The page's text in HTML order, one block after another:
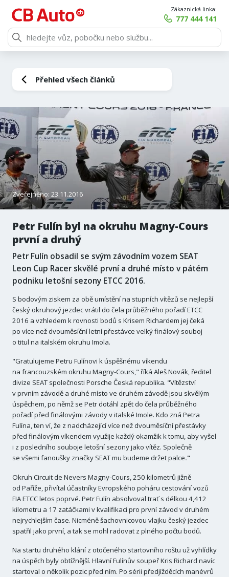
Zákaznická linka:
777 444 141
Přehled všech článků
Zveřejněno: 23.11.2016
Petr Fulín byl na okruhu Magny-Cours
první a druhý
Petr Fulín obsadil se svým závodním vozem SEAT
Leon Cup Racer skvělé první a druhé místo v pátém
podniku letošní sezony ETCC 2016.
S bodovým ziskem za obě umístění na stupních vítězů se nejlepší
český okruhový jezdec vrátil do čela průběžného pořadí ETCC
2016 a vzhledem k rovnosti bodů s Krisem Richardem jej čeká
po více než dvouměsíční letní přestávce velký finálový souboj
o titul na italském okruhu Imola.
"Gratulujeme Petru Fulínovi k úspěšnému víkendu
na francouzském okruhu Magny-Cours," říká Aleš Novák, ředitel
divize SEAT společnosti Porsche Česká republika. "Vítězství
v prvním závodě a druhé místo ve druhém závodě jsou skvělým
úspěchem, po němž se Petr dotáhl zpět do čela průběžného
pořadí před finálovými závody v italské Imole. Kdo zná Petra
Fulína, ten ví, že z nadcházející více než dvouměsíční přestávky
před finálovým víkendem využije každý okamžik k tomu, aby vyšel
i z posledního souboje letošní sezony jako vítěz. Společně
se všemi fanoušky značky SEAT mu budeme držet palce."
Okruh Circuit de Nevers Magny-Cours, 250 kilometrů jižně
od Paříže, přivítal účastníky Evropského poháru cestování vozů
FIA ETCC letos poprvé. Petr Fulín absolvoval trať s délkou 4,412
kilometru a 17 zatáčkami v kvalifikaci pro první závod v druhém
nejrychlejším čase. Nicméně šachovnicovou vlajku český jezdec
spatřil jako první, a tak se mohl radovat z plného počtu bodů.
Na startu druhého klání z otočeného startovního roštu už vyhlídky
na úspěch byly obtížnější. Hlavní Fulínův soupeř Kris Richard navíc
startoval o několik pozic před ním. Po sérii předjížděcích manévrů